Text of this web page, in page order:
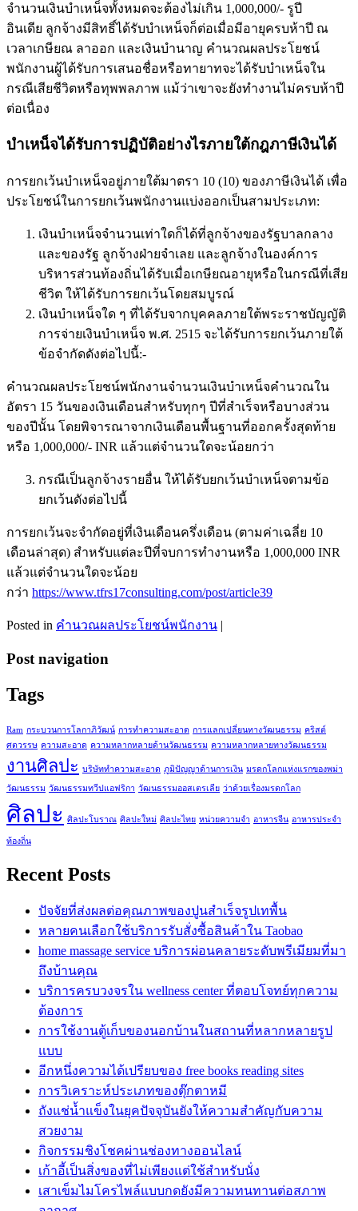
จำนวนเงินบำเหน็จทั้งหมดจะต้องไม่เกิน 1,000,000/- รูปี
อินเดีย ลูกจ้างมีสิทธิ์ได้รับบำเหน็จก็ต่อเมื่อมีอายุครบห้าปี ณ
เวลาเกษียณ ลาออก และเงินบำนาญ คำนวณผลประโยชน์
พนักงานผู้ได้รับการเสนอชื่อหรือทายาทจะได้รับบำเหน็จใน
กรณีเสียชีวิตหรือทุพพลภาพ แม้ว่าเขาจะยังทำงานไม่ครบห้าปี
ต่อเนื่อง
บำเหน็จได้รับการปฏิบัติอย่างไรภายใต้กฎภาษีเงินได้
การยกเว้นบำเหน็จอยู่ภายใต้มาตรา 10 (10) ของภาษีเงินได้ เพื่อ
ประโยชน์ในการยกเว้นพนักงานแบ่งออกเป็นสามประเภท:
เงินบำเหน็จจำนวนเท่าใดก็ได้ที่ลูกจ้างของรัฐบาลกลาง
และของรัฐ ลูกจ้างฝ่ายจำเลย และลูกจ้างในองค์การ
บริหารส่วนท้องถิ่นได้รับเมื่อเกษียณอายุหรือในกรณีที่เสีย
ชีวิต ให้ได้รับการยกเว้นโดยสมบูรณ์
เงินบำเหน็จใด ๆ ที่ได้รับจากบุคคลภายใต้พระราชบัญญัติ
การจ่ายเงินบำเหน็จ พ.ศ. 2515 จะได้รับการยกเว้นภายใต้
ข้อจำกัดดังต่อไปนี้:-
คำนวณผลประโยชน์พนักงานจำนวนเงินบำเหน็จคำนวณใน
อัตรา 15 วันของเงินเดือนสำหรับทุกๆ ปีที่สำเร็จหรือบางส่วน
ของปีนั้น โดยพิจารณาจากเงินเดือนพื้นฐานที่ออกครั้งสุดท้าย
หรือ 1,000,000/- INR แล้วแต่จำนวนใดจะน้อยกว่า
กรณีเป็นลูกจ้างรายอื่น ให้ได้รับยกเว้นบำเหน็จตามข้อ
ยกเว้นดังต่อไปนี้
การยกเว้นจะจำกัดอยู่ที่เงินเดือนครึ่งเดือน (ตามค่าเฉลี่ย 10
เดือนล่าสุด) สำหรับแต่ละปีที่จบการทำงานหรือ 1,000,000 INR
แล้วแต่จำนวนใดจะน้อย
กว่า https://www.tfrs17consulting.com/post/article39
Posted in คำนวณผลประโยชน์พนักงาน |
Post navigation
Tags
Ram กระบวนการโลกาภิวัฒน์ การทำความสะอาด การแลกเปลี่ยนทางวัฒนธรรม คริสต์
ศตวรรษ ความสะอาด ความหลากหลายด้านวัฒนธรรม ความหลากหลายทางวัฒนธรรม
งานศิลปะ บริษัททำความสะอาด ภูมิปัญญาด้านการเงิน มรดกโลกแห่งแรกของพม่า
วัฒนธรรม วัฒนธรรมทวีปแอฟริกา วัฒนธรรมออสเตรเลีย ว่าด้วยเรื่องมรดกโลก
ศิลปะ ศิลปะโบราณ ศิลปะใหม่ ศิลปะไทย หน่วยความจำ อาหารจีน อาหารประจำ
ท้องถิ่น
Recent Posts
ปัจจัยที่ส่งผลต่อคุณภาพของปูนสำเร็จรูปเทพื้น
หลายคนเลือกใช้บริการรับสั่งซื้อสินค้าใน Taobao
home massage service บริการผ่อนคลายระดับพรีเมียมที่มา
ถึงบ้านคุณ
บริการครบวงจรใน wellness center ที่ตอบโจทย์ทุกความ
ต้องการ
การใช้งานตู้เก็บของนอกบ้านในสถานที่หลากหลายรูป
แบบ
อีกหนึ่งความได้เปรียบของ free books reading sites
การวิเคราะห์ประเภทของตุ๊กตาหมี
ถังแช่น้ำแข็งในยุคปัจจุบันยังให้ความสำคัญกับความ
สวยงาม
กิจกรรมชิงโชคผ่านช่องทางออนไลน์
เก้าอี้เป็นสิ่งของที่ไม่เพียงแต่ใช้สำหรับนั่ง
เสาเข็มไมโครไพล์แบบกดยังมีความทนทานต่อสภาพ